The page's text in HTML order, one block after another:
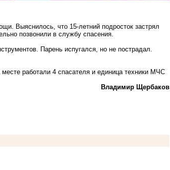
Выяснилось, что 15-летний подросток застрял
позвонили в службу спасения.
Парень испугался, но не пострадал.
месте работали 4 спасателя и единица техники МЧС
Владимир Щербаков